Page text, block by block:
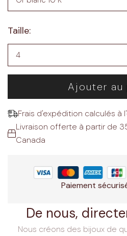
Taille:
Ajouter au
Frais d'expédition calculés à
Livraison offerte à partir de
Canada
Paiement
De nous,
Nous créons des bijoux de